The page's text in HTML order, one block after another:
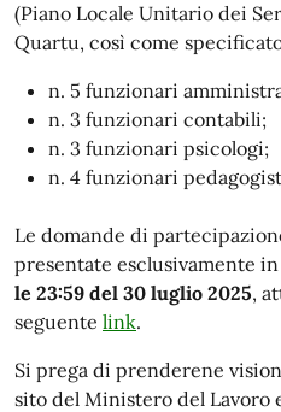
(Piano Locale Unitario dei
Quartu, così come
n. 5 funzionari
n. 3 funzionari contabili;
n. 3 funzionari psicologi;
n. 4 funzionari
Le domande di
presentate esclusivamente
le 23:59 del 30 luglio 2025,
seguente link.
Si prega di prenderene
sito del Ministero del Lavoro